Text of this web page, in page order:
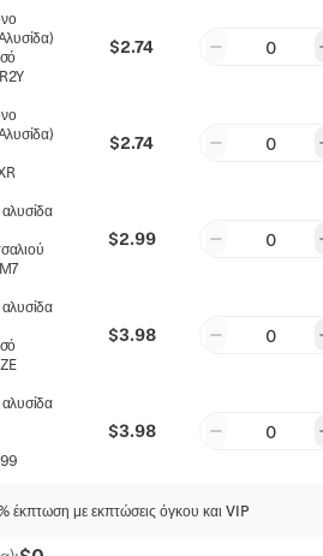
$2.74 0
$2.74 0
$2.99 0
$3.98 0
$3.98 0
έκπτωση με εκπτώσεις όγκου και VIP